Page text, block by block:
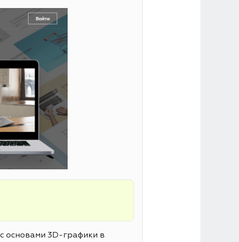
основами 3D-графики в